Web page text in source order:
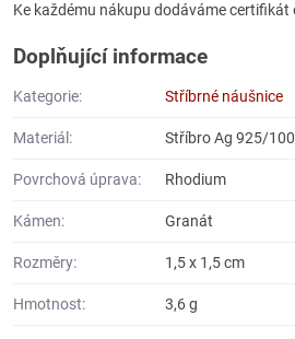
Ke každému nákupu dodáváme certifikát
Doplňující informace
Kategorie: Stříbrné náušnice
Materiál: Stříbro Ag 925/
Povrchová úprava: Rhodium
Kámen: Granát
Rozměry: 1,5 x 1,5 cm
Hmotnost: 3,6 g